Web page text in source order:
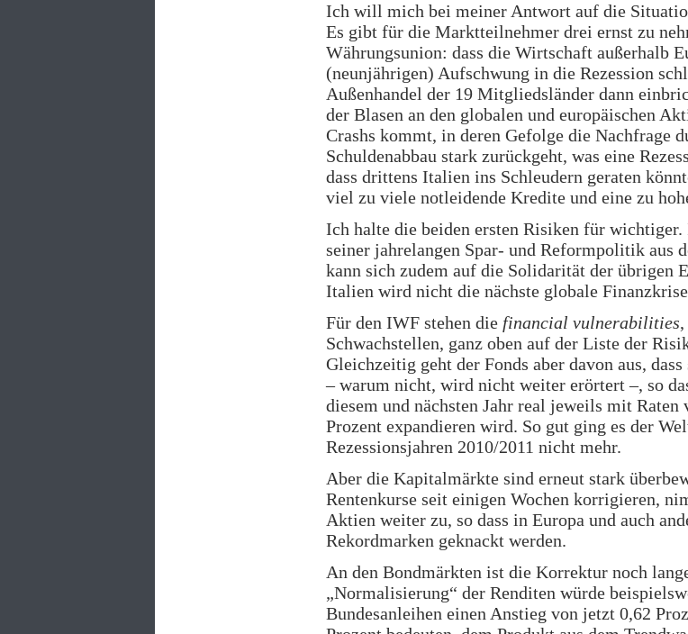
Ich will mich bei meiner Antwort auf die
Es gibt für die Marktteilnehmer drei ernst zu
Währungsunion: dass die Wirtschaft außerhalb
(neunjährigen) Aufschwung in die Rezession
Außenhandel der 19 Mitgliedsländer dann
der Blasen an den globalen und europäischen
Crashs kommt, in deren Gefolge die Nachfrage
Schuldenabbau stark zurückgeht, was eine
dass drittens Italien ins Schleudern geraten
viel zu viele notleidende Kredite und eine zu
Ich halte die beiden ersten Risiken für wichtiger.
seiner jahrelangen Spar- und Reformpolitik aus
kann sich zudem auf die Solidarität der übrigen
Italien wird nicht die nächste globale
Für den IWF stehen die financial vulnerabilities
Schwachstellen, ganz oben auf der Liste der
Gleichzeitig geht der Fonds aber davon aus,
– warum nicht, wird nicht weiter erörtert –, so
diesem und nächsten Jahr real jeweils mit
Prozent expandieren wird. So gut ging es der
Rezessionsjahren 2010/2011 nicht mehr.
Aber die Kapitalmärkte sind erneut stark
Rentenkurse seit einigen Wochen korrigieren,
Aktien weiter zu, so dass in Europa und auch
Rekordmarken geknackt werden.
An den Bondmärkten ist die Korrektur noch
„Normalisierung“ der Renditen würde
Bundesanleihen einen Anstieg von jetzt 0,62